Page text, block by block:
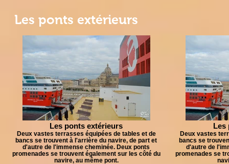
Les ponts extérieurs
Les ponts extérieurs
Deux vastes terrasses équipées de tables et de
bancs se trouvent à l'arrière du navire, de part et
d'autre de l'immense cheminée. Deux ponts
promenades se trouvent également sur les côté du
navire, au même pont.
Les
Deux vastes
bancs se
d'autre de
promenades se